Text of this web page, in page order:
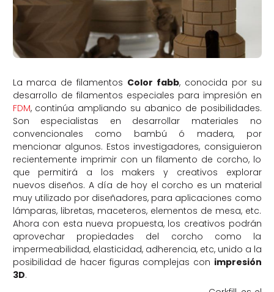
La marca de filamentos Color fabb, conocida por su
desarrollo de filamentos especiales para impresión en
FDM, continúa ampliando su abanico de posibilidades.
Son especialistas en desarrollar materiales no
convencionales como bambú ó madera, por
mencionar algunos. Estos investigadores, consiguieron
recientemente imprimir con un filamento de corcho, lo
que permitirá a los makers y creativos explorar
nuevos diseños. A día de hoy el corcho es un material
muy utilizado por diseñadores, para aplicaciones como
lámparas, libretas, maceteros, elementos de mesa, etc.
Ahora con esta nueva propuesta, los creativos podrán
aprovechar propiedades del corcho como la
impermeabilidad, elasticidad, adherencia, etc, unido a la
posibilidad de hacer figuras complejas con impresión
3D.